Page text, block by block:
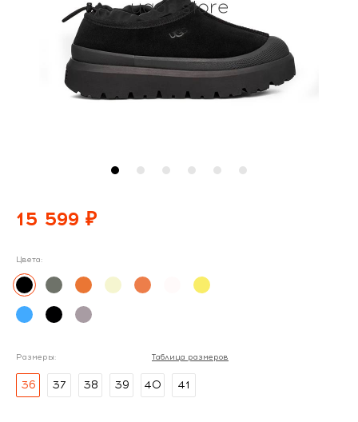
15 599 ₽
Цвета:
Размеры: Таблица размеров
36 37 38 39 40 41